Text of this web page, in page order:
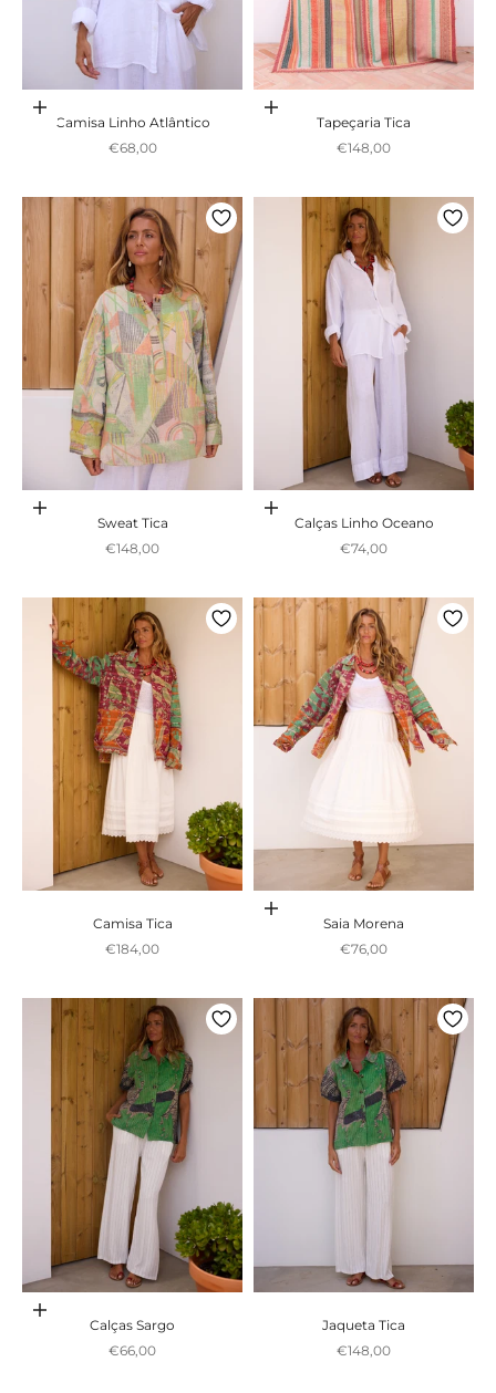
Adicionar ao carrinho
Camisa Linho Atlântico
Preço promocional
€68,00
Adicionar ao carrinho
Tapeçaria Tica
Preço promocional
€148,00
Adicionar ao carrinho
Sweat Tica
Preço promocional
€148,00
Adicionar ao carrinho
Calças Linho Oceano
Preço promocional
€74,00
Camisa Tica
Preço promocional
€184,00
Adicionar ao carrinho
Saia Morena
Preço promocional
€76,00
Adicionar ao carrinho
Calças Sargo
Preço promocional
€66,00
Jaqueta Tica
Preço promocional
€148,00